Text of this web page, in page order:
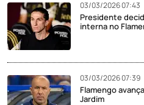
03/03/2026 07:43
Presidente
interna no
03/03/2026 07:39
Flamengo
Jardim